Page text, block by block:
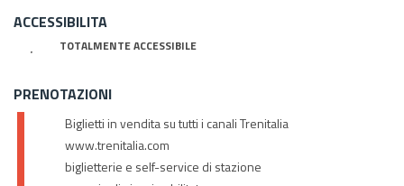
ACCESSIBILITA
TOTALMENTE ACCESSIBILE
PRENOTAZIONI
Biglietti in vendita su tutti i canali Trenitalia
www.trenitalia.com
biglietterie e self-service di stazione